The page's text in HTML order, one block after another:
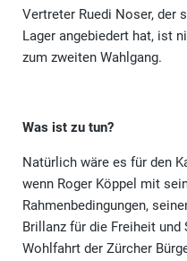
Vertreter Ruedi Noser, der
Lager angebiedert hat, ist
zum zweiten Wahlgang.
Was ist zu tun?
Natürlich wäre es für den
wenn Roger Köppel mit
Rahmenbedingungen,
Brillanz für die Freiheit
Wohlfahrt der Zürcher